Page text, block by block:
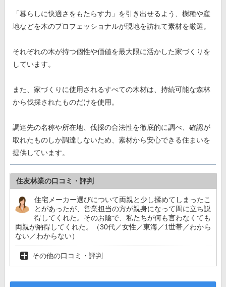
「暮らしに快適さをもたらす力」を引き出せるよう、樹種や産
地などを木のプロフェッショナルが現地を訪れて素材を厳選。
それぞれの木が持つ個性や価値を最大限に活かした家づくりを
しています。
また、家づくりに使用されるすべての木材は、持続可能な森林
から伐採されたものだけを使用。
調達先の名称や所在地、伐採の合法性を徹底的に調べ、確認が
取れたものしか調達しないため、素材から安心できる住まいを
提供しています。
住友林業の口コミ・評判
住宅メーカー選びについて両親と少し揉めてしまったこ
とがあったが、営業担当の方が親身になって間に立ち説
得してくれた。そのお陰で、私たちが何も言わなくても
両親が納得してくれた。（30代／女性／東海／1世帯／わから
ない／わからない）
その他の口コミ・評判